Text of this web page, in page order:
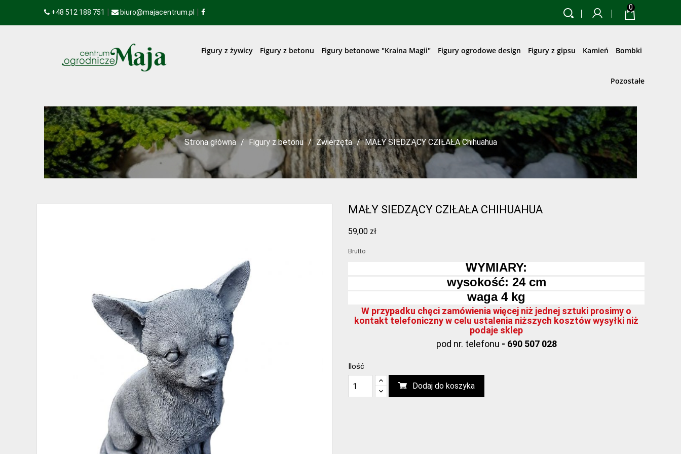
+48 512 188 751 | biuro@majacentrum.pl | 0
Figury z żywicy Figury z betonu Figury betonowe "Kraina Magii" Figury ogrodowe design Figury z gipsu Kamień Bombki
Pozostałe
Strona główna Figury z betonu Zwierzęta MAŁY SIEDZĄCY CZIŁAŁA Chihuahua
MAŁY SIEDZĄCY CZIŁAŁA CHIHUAHUA
59,00 zł
Brutto
WYMIARY:
wysokość: 24 cm
waga 4 kg
W przypadku chęci zamówienia więcej niż jednej sztuki prosimy o
kontakt telefoniczny w celu ustalenia niższych kosztów wysyłki niż
podaje sklep
pod nr. telefonu - 690 507 028
Ilość
Dodaj do koszyka